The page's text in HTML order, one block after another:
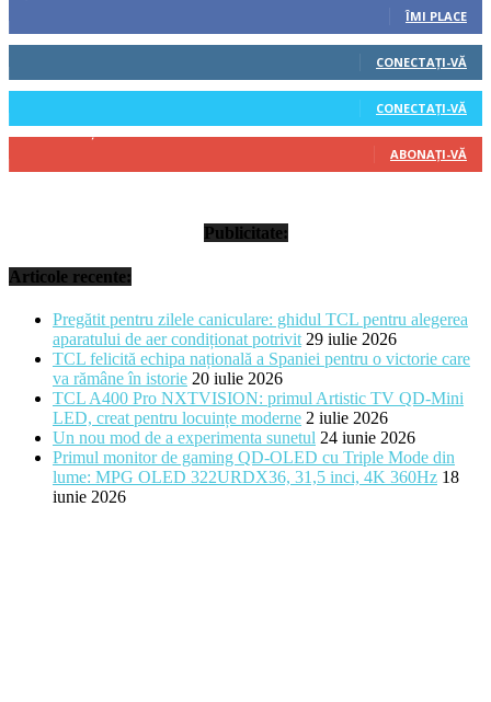
ÎMI PLACE
CONECTAȚI-VĂ
CONECTAȚI-VĂ
ABONAȚI-VĂ
Publicitate:
Articole recente:
Pregătit pentru zilele caniculare: ghidul TCL pentru alegerea
aparatului de aer condiționat potrivit 29 iulie 2026
TCL felicită echipa națională a Spaniei pentru o victorie care
va rămâne în istorie 20 iulie 2026
TCL A400 Pro NXTVISION: primul Artistic TV QD-Mini
LED, creat pentru locuințe moderne 2 iulie 2026
Un nou mod de a experimenta sunetul 24 iunie 2026
Primul monitor de gaming QD-OLED cu Triple Mode din
lume: MPG OLED 322URDX36, 31,5 inci, 4K 360Hz 18
iunie 2026